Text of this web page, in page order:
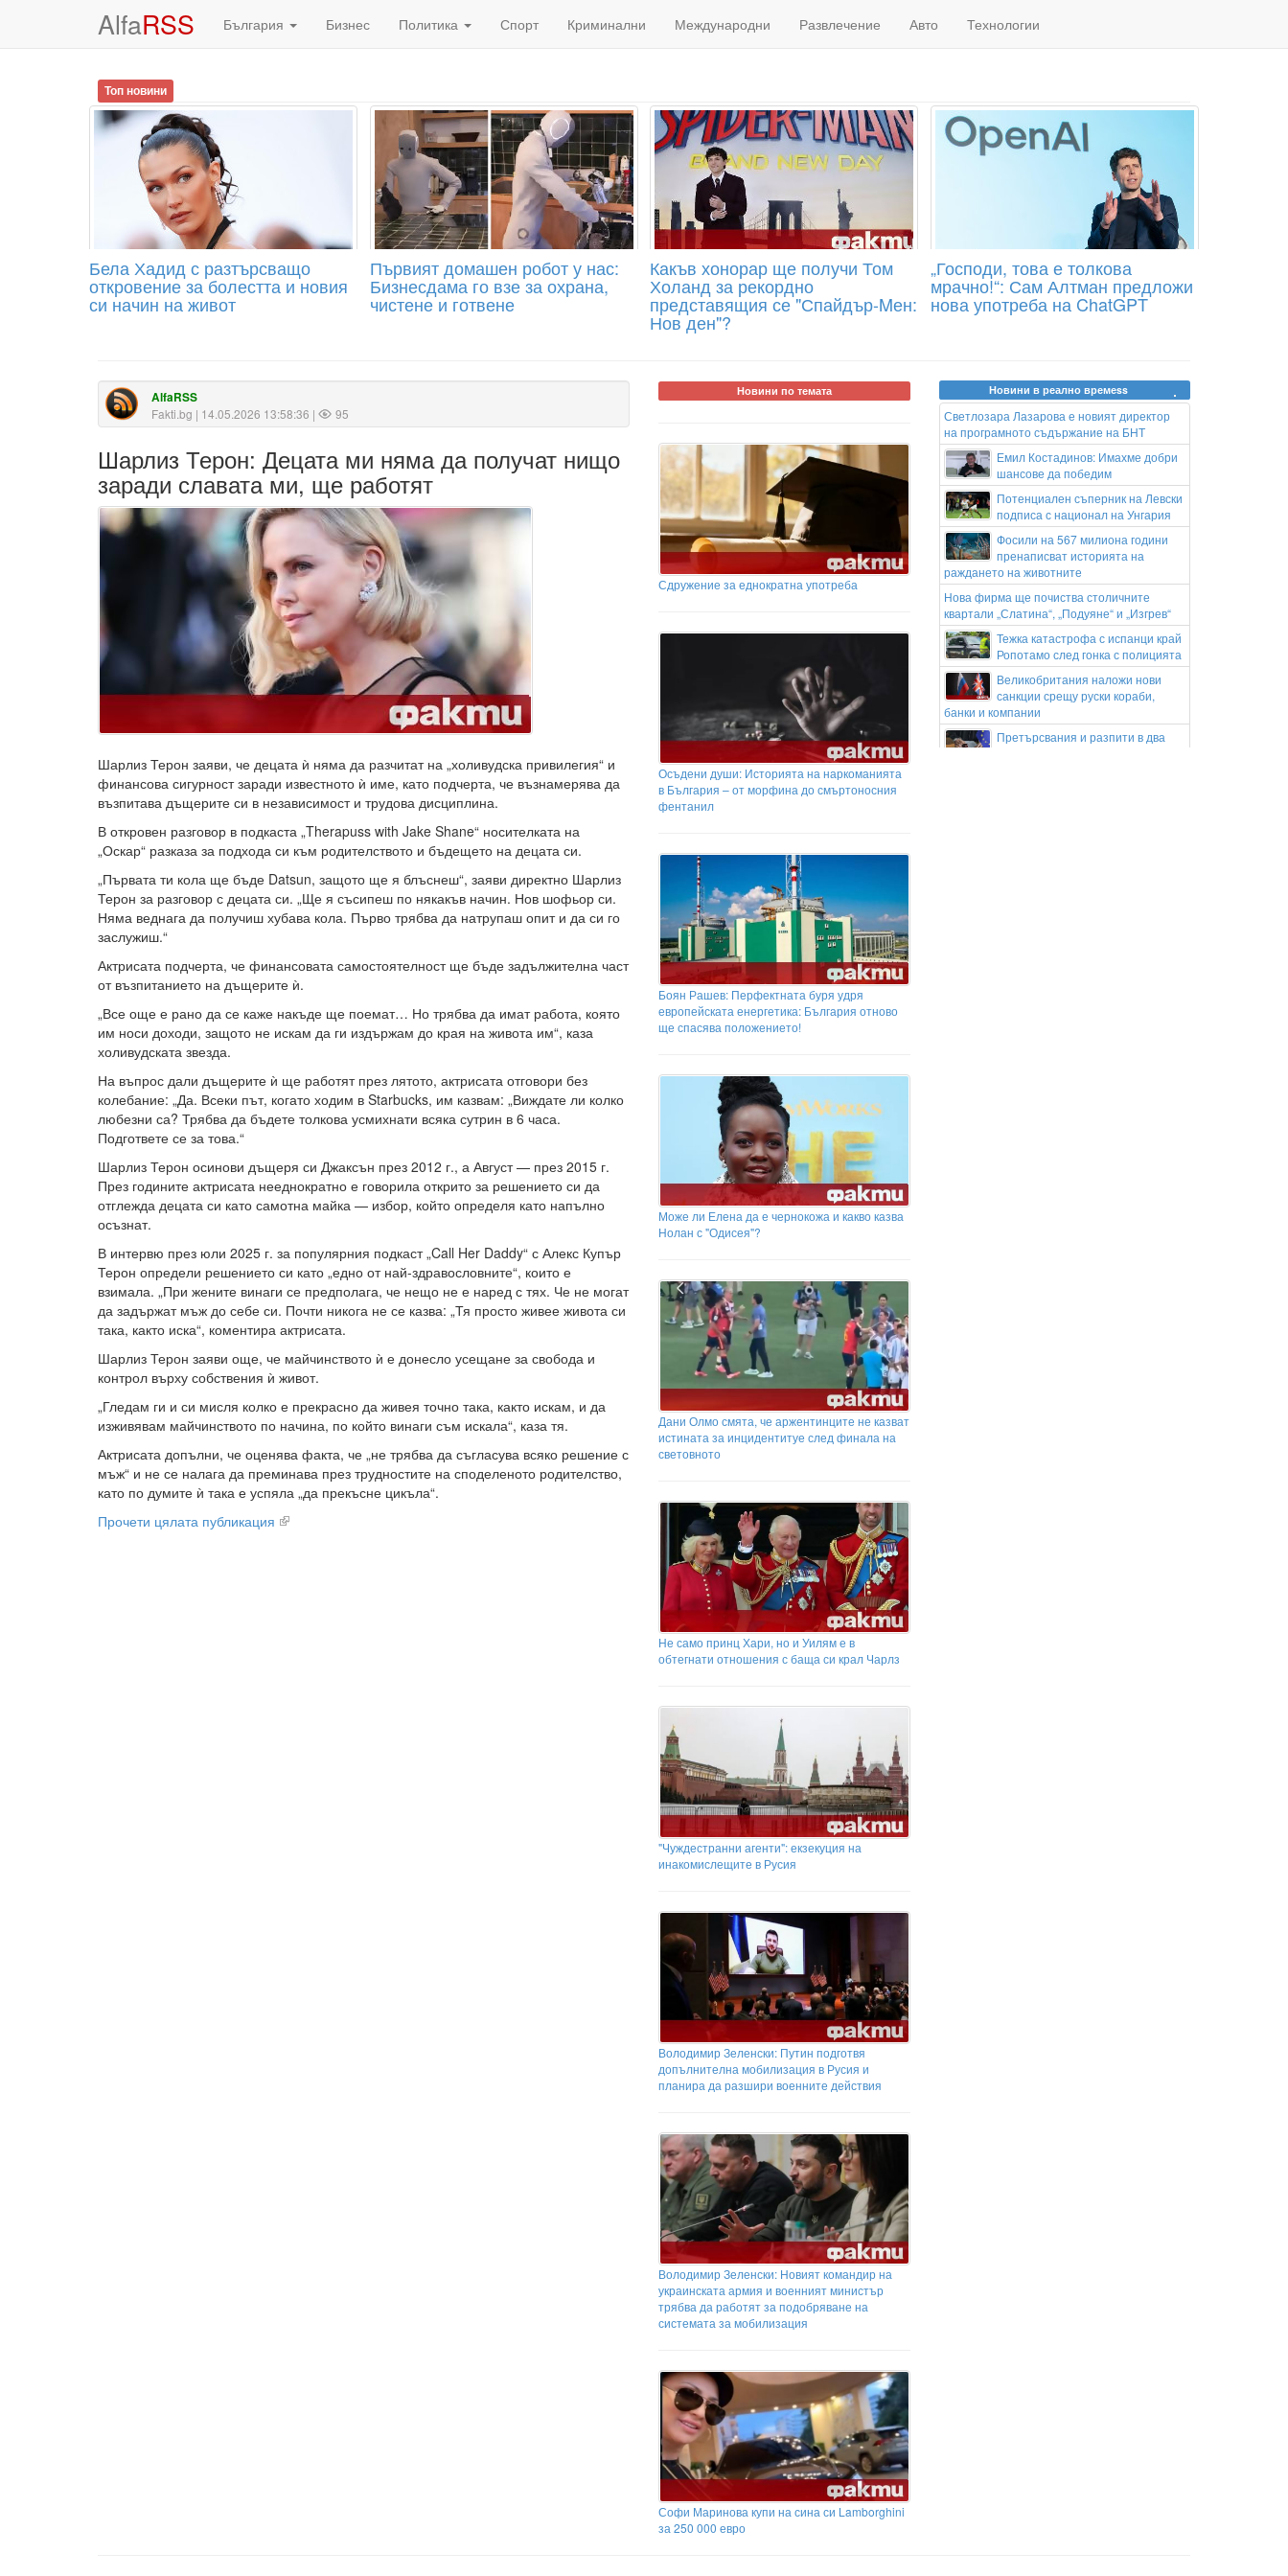
AlfaRSS България Бизнес Политика Спорт Криминални Международни Развлечение Авто Технологии
Топ новини
Бела Хадид с разтърсващо
откровение за болестта и новия
си начин на живот
Първият домашен робот у нас:
Бизнесдама го взе за охрана,
чистене и готвене
Какъв хонорар ще получи Том
Холанд за рекордно
представящия се "Спайдър-Mен:
Нов ден"?
„Господи, това е толкова
мрачно!“: Сам Алтман предложи
нова употреба на ChatGPT
AlfaRSS
Fakti.bg | 14.05.2026 13:58:36 | 95
Шарлиз Терон: Децата ми няма да получат нищо
заради славата ми, ще работят
Шарлиз Терон заяви, че децата ѝ няма да разчитат на „холивудска привилегия“ и
финансова сигурност заради известното ѝ име, като подчерта, че възнамерява да
възпитава дъщерите си в независимост и трудова дисциплина.
В откровен разговор в подкаста „Therapuss with Jake Shane“ носителката на
„Оскар“ разказа за подхода си към родителството и бъдещето на децата си.
„Първата ти кола ще бъде Datsun, защото ще я блъснеш“, заяви директно Шарлиз
Терон за разговор с децата си. „Ще я съсипеш по някакъв начин. Нов шофьор си.
Няма веднага да получиш хубава кола. Първо трябва да натрупаш опит и да си го
заслужиш.“
Актрисата подчерта, че финансовата самостоятелност ще бъде задължителна част
от възпитанието на дъщерите ѝ.
„Все още е рано да се каже накъде ще поемат… Но трябва да имат работа, която
им носи доходи, защото не искам да ги издържам до края на живота им“, каза
холивудската звезда.
На въпрос дали дъщерите ѝ ще работят през лятото, актрисата отговори без
колебание: „Да. Всеки път, когато ходим в Starbucks, им казвам: „Виждате ли колко
любезни са? Трябва да бъдете толкова усмихнати всяка сутрин в 6 часа.
Подгответе се за това.“
Шарлиз Терон осинови дъщеря си Джаксън през 2012 г., а Август — през 2015 г.
През годините актрисата нееднократно е говорила открито за решението си да
отглежда децата си като самотна майка — избор, който определя като напълно
осъзнат.
В интервю през юли 2025 г. за популярния подкаст „Call Her Daddy“ с Алекс Купър
Терон определи решението си като „едно от най-здравословните“, които е
взимала. „При жените винаги се предполага, че нещо не е наред с тях. Че не могат
да задържат мъж до себе си. Почти никога не се казва: „Тя просто живее живота си
така, както иска“, коментира актрисата.
Шарлиз Терон заяви още, че майчинството ѝ е донесло усещане за свобода и
контрол върху собствения ѝ живот.
„Гледам ги и си мисля колко е прекрасно да живея точно така, както искам, и да
изживявам майчинството по начина, по който винаги съм искала“, каза тя.
Актрисата допълни, че оценява факта, че „не трябва да съгласува всяко решение с
мъж“ и не се налага да преминава през трудностите на споделеното родителство,
като по думите ѝ така е успяла „да прекъсне цикъла“.
Прочети цялата публикация
Новини по темата
Сдружение за еднократна употреба
Осъдени души: Историята на наркоманията
в България – от морфина до смъртоносния
фентанил
Боян Рашев: Перфектната буря удря
европейската енергетика: България отново
ще спасява положението!
Може ли Елена да е чернокожа и какво казва
Нолан с "Одисея"?
Дани Олмо смята, че аржентинците не казват
истината за инцидентитуе след финала на
световното
Не само принц Хари, но и Уилям е в
обтегнати отношения с баща си крал Чарлз
"Чуждестранни агенти": екзекуция на
инакомислещите в Русия
Володимир Зеленски: Путин подготвя
допълнителна мобилизация в Русия и
планира да разшири военните действия
Володимир Зеленски: Новият командир на
украинската армия и военният министър
трябва да работят за подобряване на
системата за мобилизация
Софи Маринова купи на сина си Lamborghini
за 250 000 евро
Новини в реално времеss
Светлозара Лазарова е новият директор
на програмното съдържание на БНТ
Емил Костадинов: Имахме добри
шансове да победим
Потенциален съперник на Левски
подписа с национал на Унгария
Фосили на 567 милиона години
пренаписват историята на
раждането на животните
Нова фирма ще почиства столичните
квартали „Слатина“, „Подуяне“ и „Изгрев“
Тежка катастрофа с испанци край
Ропотамо след гонка с полицията
Великобритания наложи нови
санкции срещу руски кораби,
банки и компании
Претърсвания и разпити в два